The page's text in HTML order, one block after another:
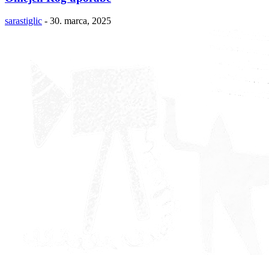
sarastiglic - 30. marca, 2025